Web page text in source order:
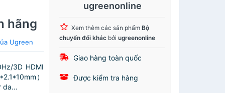
hãng
Ugreen
3D HDMI
）
da...
ugreenonline
Xem thêm các sản phẩmBộ
chuyển đổi khác bởiugreenonline
Giao hàng toàn quốc
Được kiểm tra hàng